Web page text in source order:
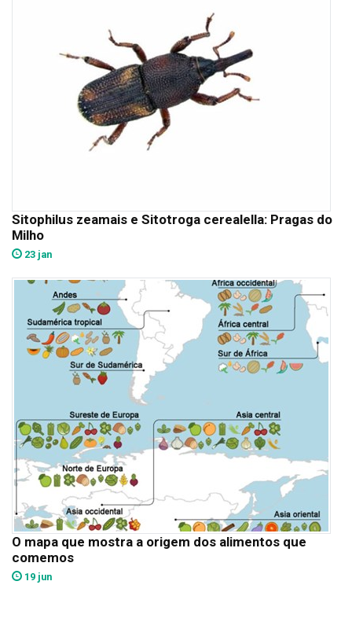
Sitophilus zeamais e Sitotroga cerealella: Pragas do
Milho
23 jan
O mapa que mostra a origem dos alimentos que
comemos
19 jun